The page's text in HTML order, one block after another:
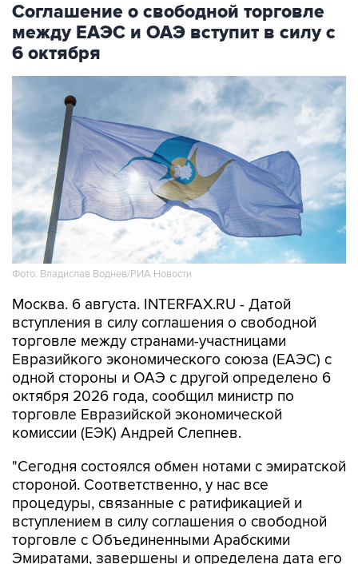
Соглашение о свободной торговле
между ЕАЭС и ОАЭ вступит в силу с
6 октября
Фото: Владислав Воднев/РИА Новости
Москва. 6 августа. INTERFAX.RU - Датой
вступления в силу соглашения о свободной
торговле между странами-участницами
Евразийкого экономического союза (ЕАЭС) с
одной стороны и ОАЭ с другой определено 6
октября 2026 года, сообщил министр по
торговле Евразийской экономической
комиссии (ЕЭК) Андрей Слепнев.
"Сегодня состоялся обмен нотами с эмиратской
стороной. Соответственно, у нас все
процедуры, связанные с ратификацией и
вступлением в силу соглашения о свободной
торговле с Объединенными Арабскими
Эмиратами, завершены и определена дата его